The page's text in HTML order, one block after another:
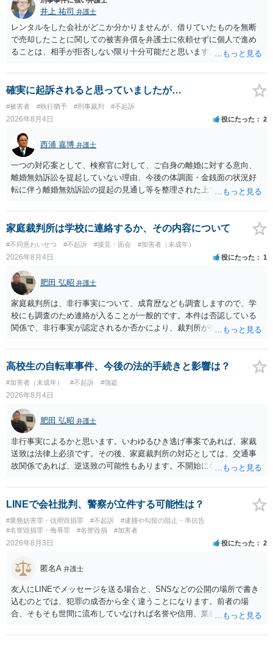
井上 祐司 弁護士
レンタルをした会社がどこか分かりませんが、借りていたものを無断
で売却したことに関しての被害弁償を弁護士に依頼せずに個人で進め
ることは、相手が拒否しない限り十分可能だと思います。 見積を出し
か）、弁護士に法律相談において助言をもらえば足りるでしょう。
確実に起訴されると思っていましたが…
#被害者 #執行猶予 #刑事裁判 #不起訴
2026年8月4日 役にたった 2
西浦 嘉博 弁護士
一つの対応案として、検察官に対して、ご自身の離婚に対する意向、
離婚無効訴訟を提起していない理由、今後の体調面・金銭面の状況好
転に伴う離婚無効訴訟の提起の見通し等を整理された上で、書面とし
検察官の処分判断の際、相談者さんの意向を示す証拠の一つとして位
置づけられる様に思われます。 より詳細についてお聞きになりたい場
家庭裁判所は学校に連絡するか、その内容について
#不同意わいせつ #不起訴 #接見・面会 #加害者（未成年）
2026年8月4日 役にたった 1
肥田 弘昭 弁護士
家庭裁判所は、非行事実について、成育歴なども調査しますので、学
校にも調査のため連絡が入ることが一般的です。本件は否認している
関係で、非行事実が認定されるか否かにより、裁判所が生育歴なども
ば無罪であり、非行がないのですから、その先の調査はないかと思い
ます。ご参考にしてください。
高校生の自転車事件、今後の法的手続きと影響は？
#加害者（未成年） #不起訴 #強盗
2026年8月4日
肥田 弘昭 弁護士
非行事実によるかと思います。いわゆるひき逃げ事案であれば、家裁
送致は法律上必須です。その後、家庭裁判所の対応としては、交通事
故関係であれば、逆送致の可能性もあります。不開始になるかどうか
LINEで会社批判、警察が立件する可能性は？
#業務妨害罪・信用毀損罪 #不起訴
#逮捕や勾留の阻止・準抗告
#名誉毀損罪・侮辱罪
#名誉毀損 #加害者
2026年8月3日 役にたった 2
匿名A 弁護士
友人にLINEでメッセージを送る場合と、SNSなどの公開の場所で書き
込むのとでは、犯罪の成否から全く違うことになります。前者の場
合、そもそも世間に流布していなければ名誉や信用、業務にかかる犯